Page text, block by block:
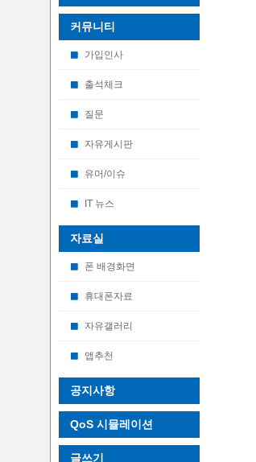
커뮤니티
가입인사
출석체크
질문
자유게시판
유머/이슈
IT 뉴스
자료실
폰 배경화면
휴대폰자료
자유갤러리
앱추천
공지사항
QoS 시뮬레이션
글쓰기